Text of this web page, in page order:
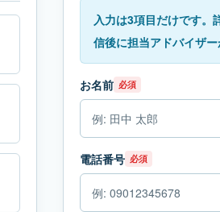
入力は3項目だけです。
信後に担当アドバイザー
お名前 必須
電話番号 必須